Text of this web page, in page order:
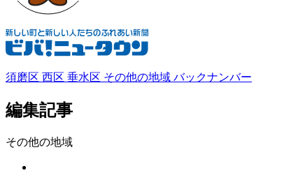
須磨区 西区 垂水区 その他の地域 バックナンバー
編集記事
その他の地域